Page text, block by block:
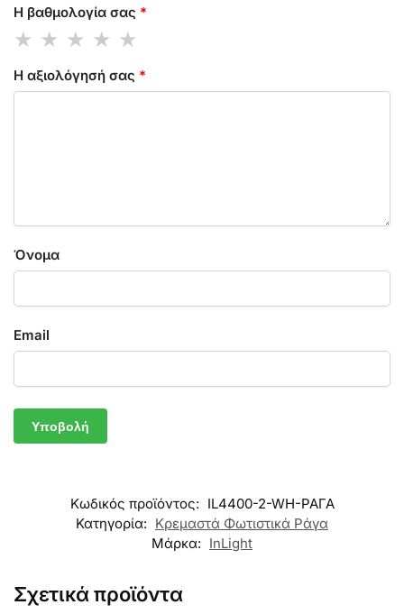
Η βαθμολογία σας *
Η αξιολόγησή σας *
Όνομα
Email
Κωδικός προϊόντος: IL4400-2-WH-ΡΑΓΑ
Κατηγορία: Κρεμαστά Φωτιστικά Ράγα
Μάρκα: InLight
Σχετικά προϊόντα